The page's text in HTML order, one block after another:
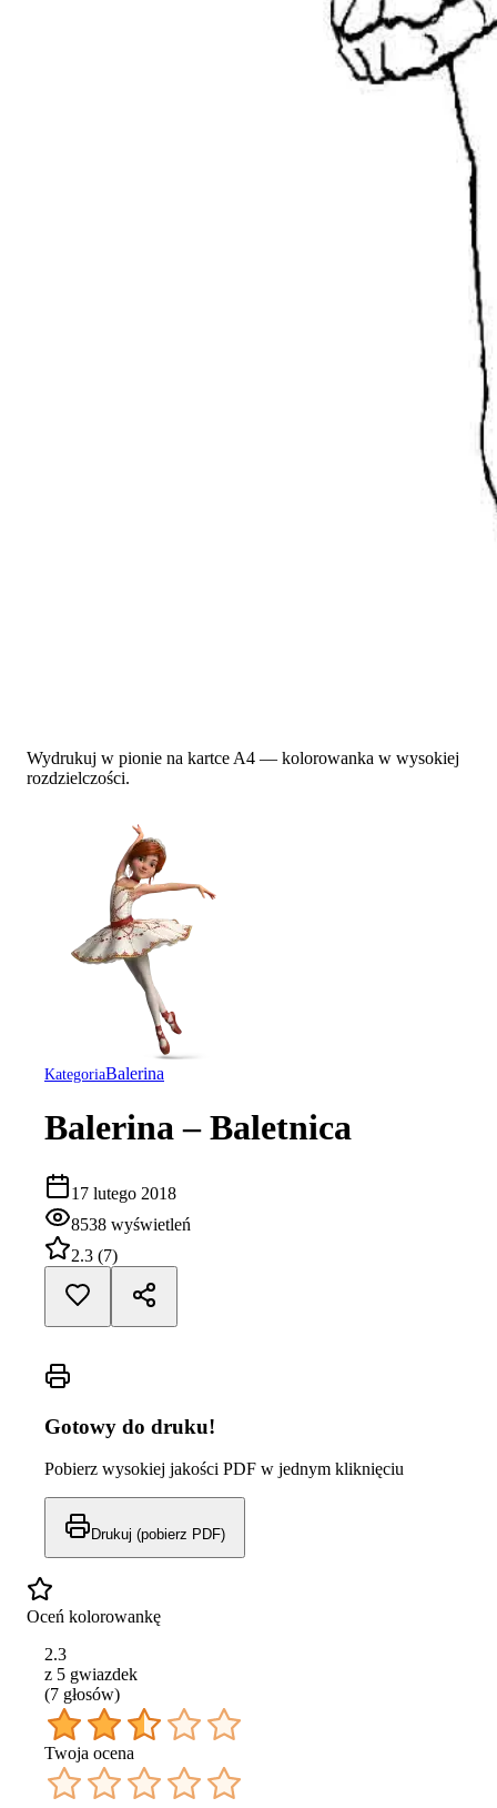
Wydrukuj w pionie na kartce A4 — kolorowanka w wysokiej
rozdzielczości.
KategoriaBalerina
Balerina – Baletnica
17 lutego 2018
8538 wyświetleń
2.3 (7)
Gotowy do druku!
Pobierz wysokiej jakości PDF w jednym kliknięciu
Drukuj (pobierz PDF)
Oceń kolorowankę
2.3
z 5 gwiazdek
(7 głosów)
Twoja ocena